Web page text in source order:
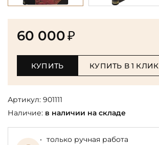
60 000₽
КУПИТЬ КУПИТЬ В 1 КЛИК
Артикул: 901111
Наличие: в наличии на складе
только ручная работа